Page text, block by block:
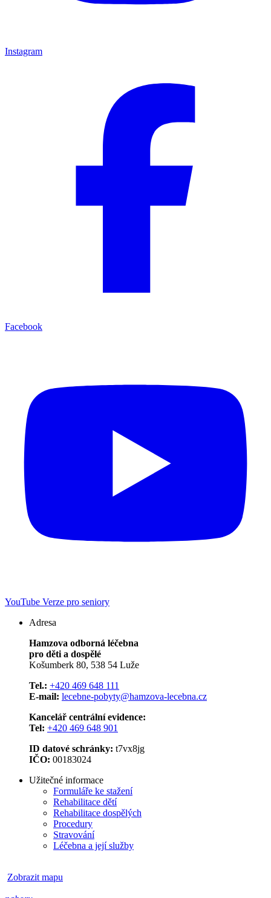
Instagram
Facebook
YouTube Verze pro seniory
Adresa
Hamzova odborná léčebna
pro děti a dospělé
Košumberk 80, 538 54 Luže
Tel.: +420 469 648 111
E-mail: lecebne-pobyty@hamzova-lecebna.cz
Kancelář centrální evidence:
Tel: +420 469 648 901
ID datové schránky: t7vx8jg
IČO: 00183024
Užitečné informace
Formuláře ke stažení
Rehabilitace dětí
Rehabilitace dospělých
Procedury
Stravování
Léčebna a její služby
Zobrazit mapu